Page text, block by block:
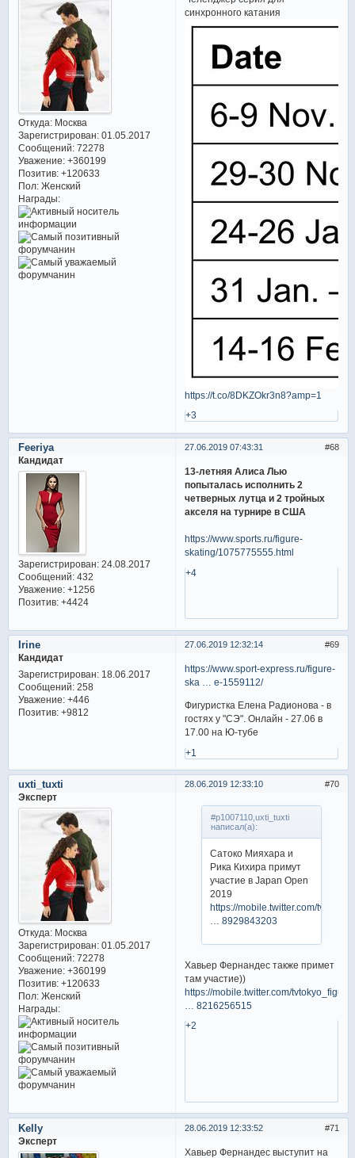
Откуда:Москва
Зарегистрирован: 01.05.2017
Сообщений:72278
Уважение: +360199
Позитив: +120633
Пол:Женский
Награды:
синхронного катания
https://t.co/8DKZOkr3n8?amp=1
+3
68
27.06.2019 07:43:31
Feeriya
Кандидат
Зарегистрирован: 24.08.2017
Сообщений:432
Уважение: +1256
Позитив: +4424
13-летняя Алиса Лью
попыталась исполнить 2
четверных лутца и 2 тройных
акселя на турнире в США
https://www.sports.ru/figure-
skating/1075775555.html
+4
69
27.06.2019 12:32:14
Irine
Кандидат
Зарегистрирован: 18.06.2017
Сообщений:258
Уважение: +446
Позитив: +9812
https://www.sport-express.ru/figure-
ska … e-1559112/
Фигуристка Елена Радионова - в
гостях у "СЭ". Онлайн - 27.06 в
17.00 на Ю-тубе
+1
70
28.06.2019 12:33:10
uxti_tuxti
Эксперт
Откуда:Москва
Зарегистрирован: 01.05.2017
Сообщений:72278
Уважение: +360199
Позитив: +120633
Пол:Женский
Награды:
#p1007110,uxti_tuxti
написал(а):
Сатоко Мияхара и
Рика Кихира примут
участие в Japan Open
2019
https://mobile.twitter.com/
… 8929843203
Хавьер Фернандес также примет
там участие))
https://mobile.twitter.com/tvtokyo_figu
… 8216256515
+2
71
28.06.2019 12:33:52
Kelly
Эксперт
Хавьер Фернандес выступит на